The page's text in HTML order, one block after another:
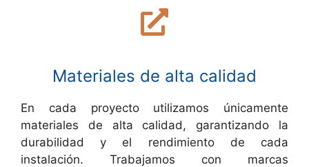
Materiales de alta calidad
En cada proyecto utilizamos únicamente
materiales de alta calidad, garantizando la
durabilidad y el rendimiento de cada
instalación. Trabajamos con marcas